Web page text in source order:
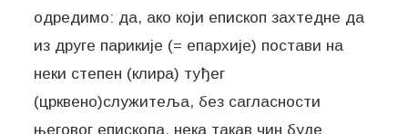
одредимо: да, ако који епископ захтедне да
из друге парикије (= епархије) постави на
неки степен (клира) туђег
(црквено)служитеља, без сагласности
његовог епископа, нека такав чин буде